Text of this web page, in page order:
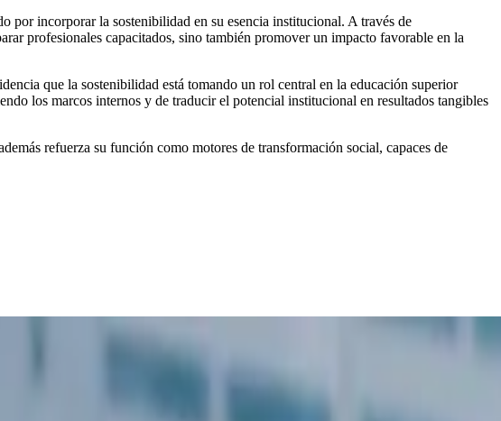
incorporar la sostenibilidad en su esencia institucional. A través de
profesionales capacitados, sino también promover un impacto favorable en la
que la sostenibilidad está tomando un rol central en la educación superior
los marcos internos y de traducir el potencial institucional en resultados tangibles
refuerza su función como motores de transformación social, capaces de